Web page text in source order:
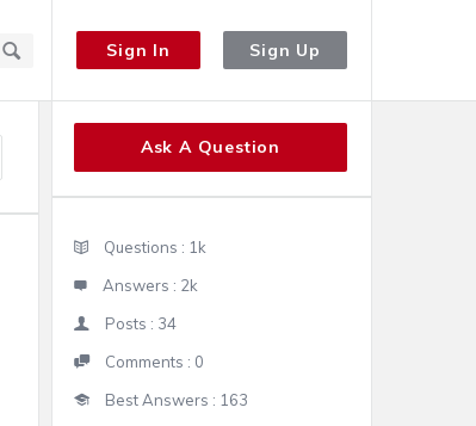
Sign In Sign Up
Sidebar
Ask A Question
Stats
Questions : 1k
Answers : 2k
Posts : 34
Comments : 0
Best Answers : 163